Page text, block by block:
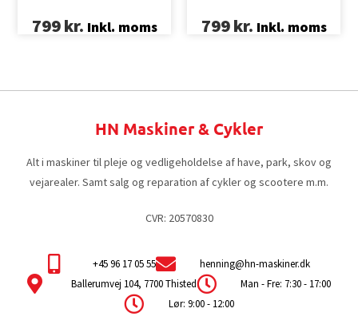
799kr. Inkl. moms 799kr. Inkl. moms
HN Maskiner & Cykler
Alt i maskiner til pleje og vedligeholdelse af have, park, skov og
vejarealer. Samt salg og reparation af cykler og scootere m.m.
CVR: 20570830
+45 96 17 05 55
henning@hn-maskiner.dk
Ballerumvej 104, 7700 Thisted
Man - Fre: 7:30 - 17:00
Lør: 9:00 - 12:00